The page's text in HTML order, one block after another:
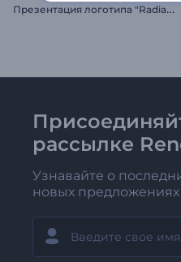
П
резентация логотипа "Radiant Forms"
рассылке
Узнавайте о
новых